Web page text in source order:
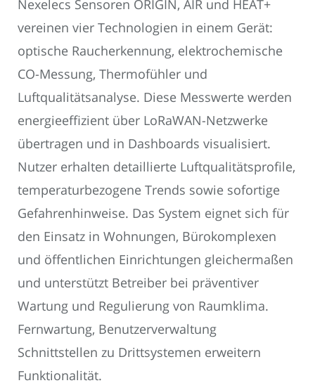
Nexelecs Sensoren ORIGIN, AIR und HEAT+
vereinen vier Technologien in einem Gerät:
optische Raucherkennung, elektrochemische
CO-Messung, Thermofühler und
Luftqualitätsanalyse. Diese Messwerte werden
energieeffizient über LoRaWAN-Netzwerke
übertragen und in Dashboards visualisiert.
Nutzer erhalten detaillierte Luftqualitätsprofile,
temperaturbezogene Trends sowie sofortige
Gefahrenhinweise. Das System eignet sich für
den Einsatz in Wohnungen, Bürokomplexen
und öffentlichen Einrichtungen gleichermaßen
und unterstützt Betreiber bei präventiver
Wartung und Regulierung von Raumklima.
Fernwartung, Benutzerverwaltung
Schnittstellen zu Drittsystemen erweitern
Funktionalität.